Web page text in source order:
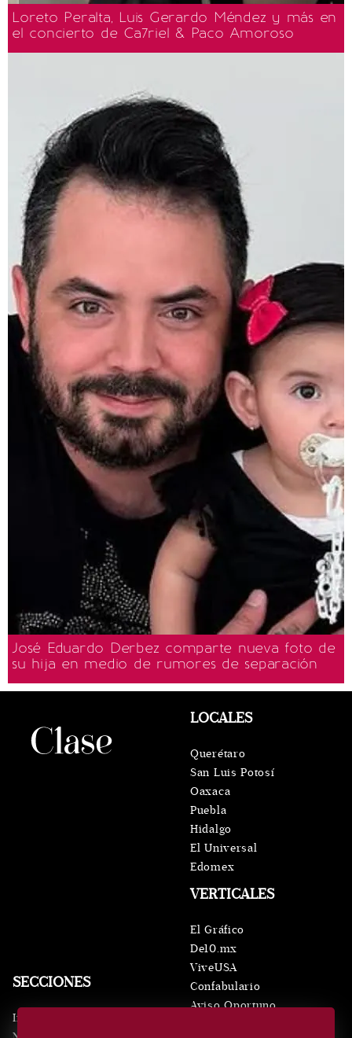
Loreto Peralta, Luis Gerardo Méndez y más en
el concierto de Ca7riel & Paco Amoroso
José Eduardo Derbez comparte nueva foto de
su hija en medio de rumores de separación
SECCIONES
Inicio
VERTICALES
El Gráfico
De10.mx
ViveUSA
Confabulario
Aviso Oportuno
LOCALES
Querétaro
San Luis Potosí
Oaxaca
Puebla
Hidalgo
El Universal
Edomex